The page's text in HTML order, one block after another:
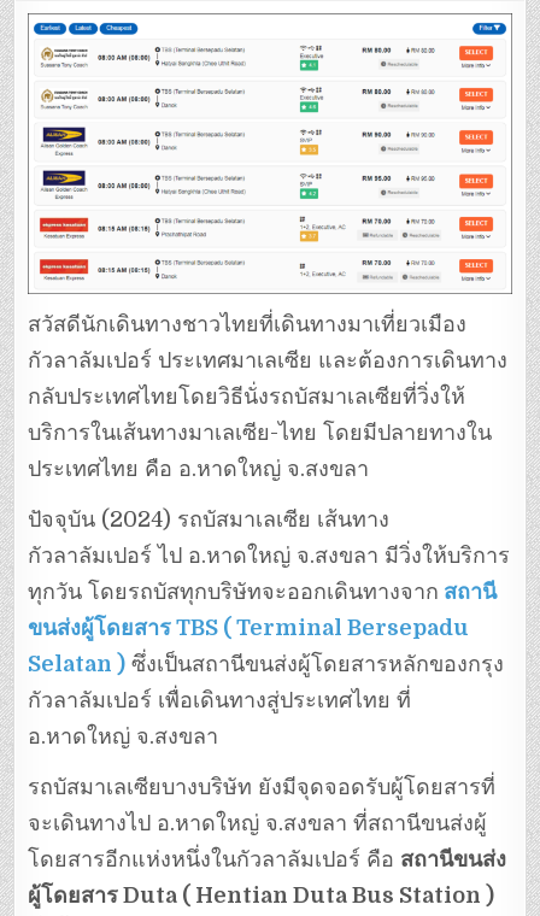
สวัสดีนักเดินทางชาวไทยที่เดินทางมาเที่ยวเมือง
กัวลาลัมเปอร์ ประเทศมาเลเซีย และต้องการเดินทาง
กลับประเทศไทยโดยวิธีนั่งรถบัสมาเลเซียที่วิ่งให้
บริการในเส้นทางมาเลเซีย-ไทย โดยมีปลายทางใน
ประเทศไทย คือ อ.หาดใหญ่ จ.สงขลา
ปัจจุบัน (2024) รถบัสมาเลเซีย เส้นทาง
กัวลาลัมเปอร์ ไป อ.หาดใหญ่ จ.สงขลา มีวิ่งให้บริการ
ทุกวัน โดยรถบัสทุกบริษัทจะออกเดินทางจาก สถานี
ขนส่งผู้โดยสาร TBS ( Terminal Bersepadu
Selatan ) ซึ่งเป็นสถานีขนส่งผู้โดยสารหลักของกรุง
กัวลาลัมเปอร์ เพื่อเดินทางสู่ประเทศไทย ที่
อ.หาดใหญ่ จ.สงขลา
รถบัสมาเลเซียบางบริษัท ยังมีจุดจอดรับผู้โดยสารที่
จะเดินทางไป อ.หาดใหญ่ จ.สงขลา ที่สถานีขนส่งผู้
โดยสารอีกแห่งหนึ่งในกัวลาลัมเปอร์ คือ สถานีขนส่ง
ผู้โดยสาร Duta ( Hentian Duta Bus Station )